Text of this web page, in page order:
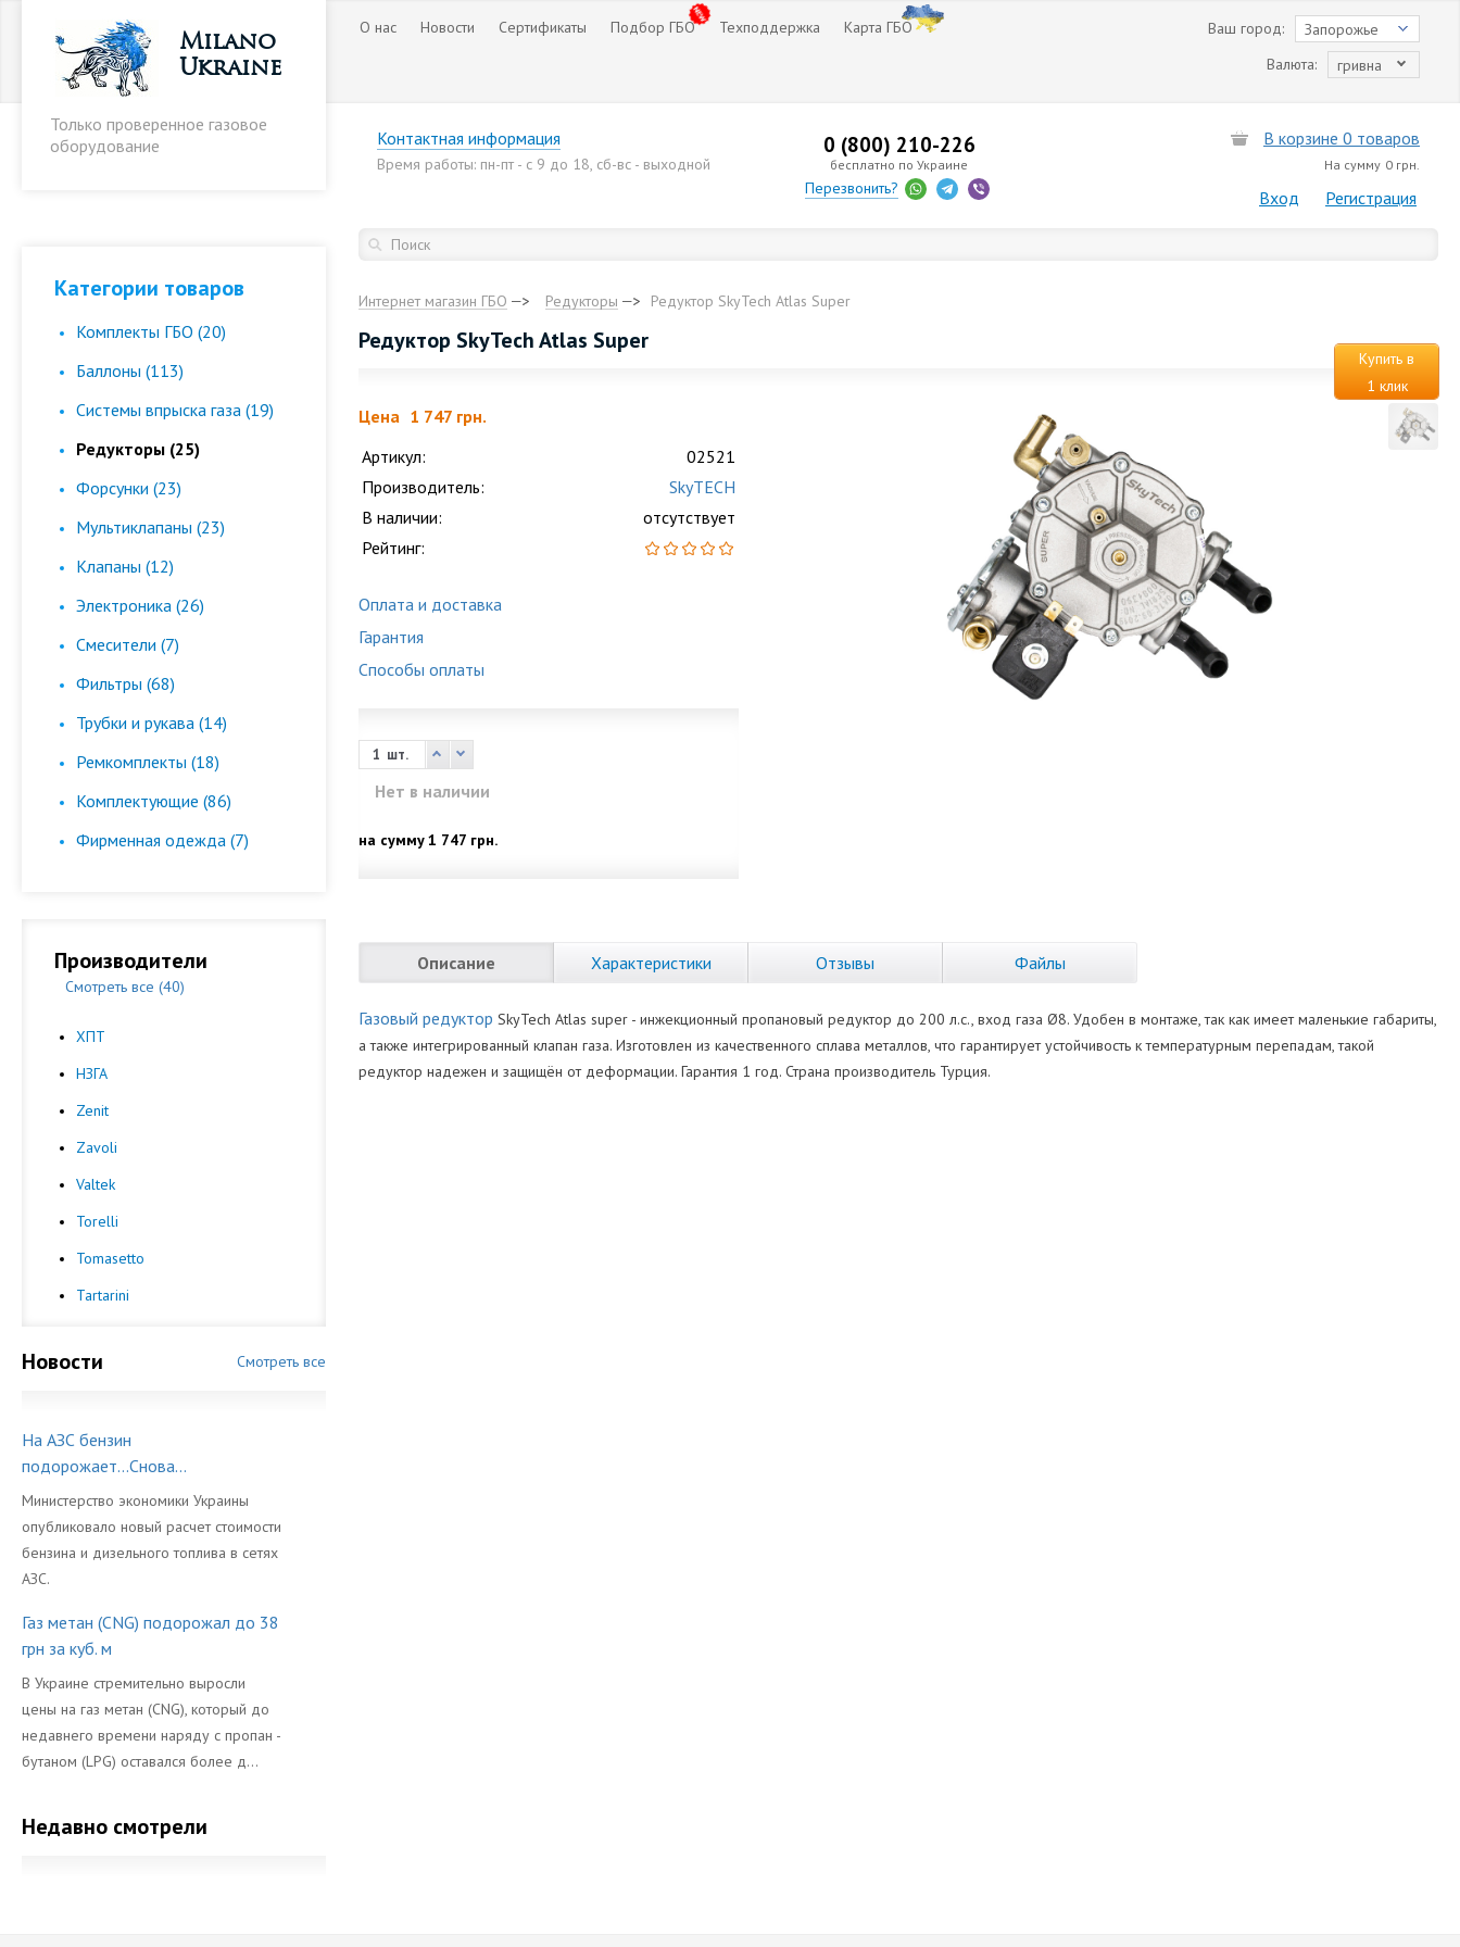
Milano
Ukraine
Только проверенное газовое
оборудование
О нас Новости Сертификаты Подбор ГБО Техподдержка Карта ГБО Запорожье
Ваш город:
гривна
Валюта:
Контактная информация
Время работы: пн-пт - с 9 до 18, сб-вс - выходной
0 (800) 210-226
бесплатно по Украине
Перезвонить?
В корзине 0 товаров
На сумму 0 грн.
Вход Регистрация
Категории товаров
Комплекты ГБО (20)
Баллоны (113)
Cистемы впрыска газа (19)
Редукторы (25)
Форсунки (23)
Мультиклапаны (23)
Клапаны (12)
Электроника (26)
Смесители (7)
Фильтры (68)
Трубки и рукава (14)
Ремкомплекты (18)
Комплектующие (86)
Фирменная одежда (7)
Производители
Смотреть все (40)
ХПТ
НЗГА
Zenit
Zavoli
Valtek
Torelli
Tomasetto
Tartarini
Новости Смотреть все
На АЗС бензин
подорожает...Снова...
Министерство экономики Украины
опубликовало новый расчет стоимости
бензина и дизельного топлива в сетях
АЗС.
Газ метан (CNG) подорожал до 38
грн за куб. м
В Украине стремительно выросли
цены на газ метан (CNG), который до
недавнего времени наряду с пропан -
бутаном (LPG) оставался более д...
Недавно смотрели
Интернет магазин ГБО Редукторы Редуктор SkyTech Atlas Super
Редуктор SkyTech Atlas Super
Купить в
1 клик
Цена 1 747 грн.
Артикул:
02521
Производитель:
SkyTECH
В наличии:
отсутствует
Рейтинг:
Оплата и доставка
Гарантия
Способы оплаты
шт.
Нет в наличии
на сумму1 747 грн.
Описание Характеристики Отзывы Файлы
Газовый редуктор SkyTech Atlas super - инжекционный пропановый редуктор до 200 л.с., вход газа Ø8. Удобен в монтаже, так как имеет маленькие габариты,
а также интегрированный клапан газа. Изготовлен из качественного сплава металлов, что гарантирует устойчивость к температурным перепадам, такой
редуктор надежен и защищён от деформации. Гарантия 1 год. Страна производитель Турция.